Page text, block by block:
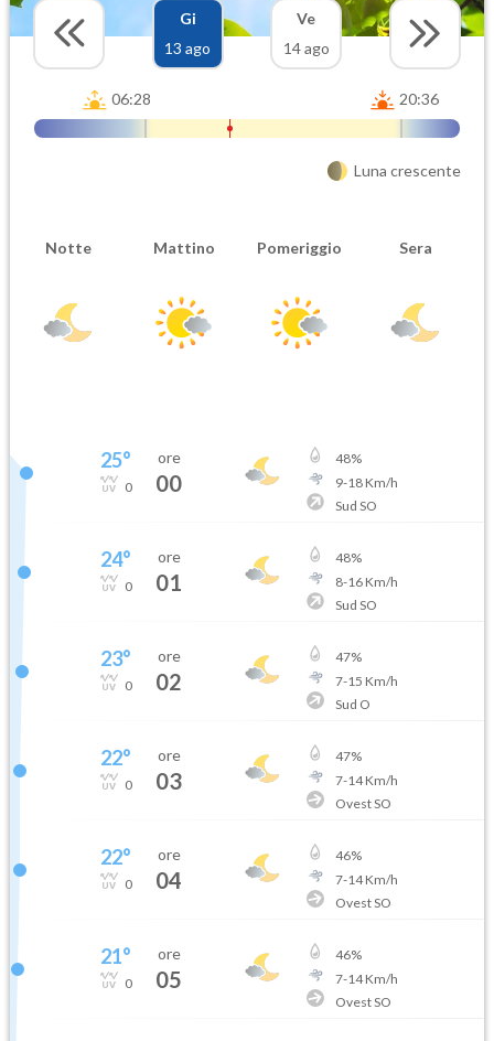
Gi
13 ago
Ve
14 ago
06:28 20:36
Luna crescente
Notte Mattino Pomeriggio Sera
25°
0
ore
00
48%
9-18Km/h
Sud SO
24°
0
ore
01
48%
8-16Km/h
Sud SO
23°
0
ore
02
47%
7-15 Km/h
Sud O
22°
0
ore
03
47%
7-14Km/h
Ovest SO
22°
0
ore
04
46%
7-14Km/h
Ovest SO
21°
0
ore
05
46%
7-14Km/h
Ovest SO